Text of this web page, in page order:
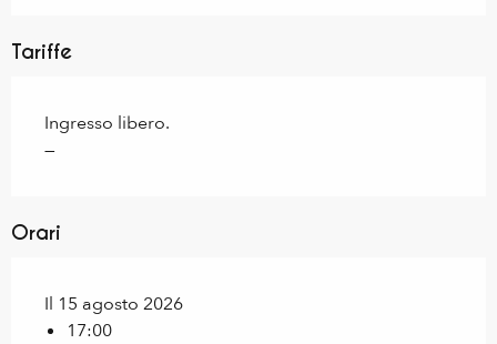
Tariffe
Ingresso libero.
—
Orari
Il 15 agosto 2026
17:00